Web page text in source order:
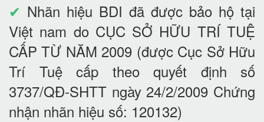
✔ Nhãn hiệu BDI đã được bảo hộ tại
Việt nam do CỤC SỞ HỮU TRÍ TUỆ
CẤP TỪ NĂM 2009 (được Cục Sở Hữu
Trí Tuệ cấp theo quyết định số
3737/QĐ-SHTT ngày 24/2/2009 Chứng
nhận nhãn hiệu số: 120132)